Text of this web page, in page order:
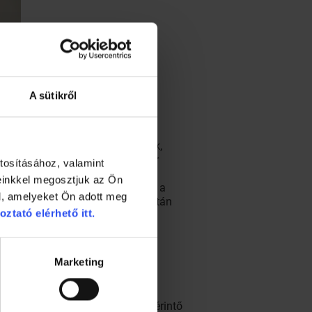
A sütikről
valamint
megosztjuk az Ön
amelyeket Ön adott meg
elérhető itt.
Marketing
porc alkotja, melyeket szalagok,
orvosa. A mindössze pár
levegő hatására képződnek, a
keletkező alaphang aztán a
valahol sérül, nem tudunk tisztán
fordul elő, azonban ha
jellemzően a nyaki területet érintő